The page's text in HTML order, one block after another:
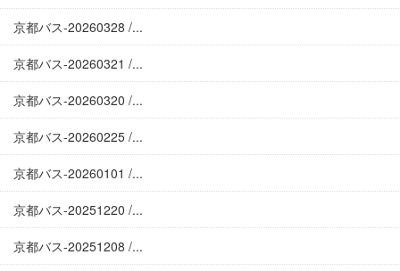
京都バス-20260328 /...
京都バス-20260321 /...
京都バス-20260320 /...
京都バス-20260225 /...
京都バス-20260101 /...
京都バス-20251220 /...
京都バス-20251208 /...